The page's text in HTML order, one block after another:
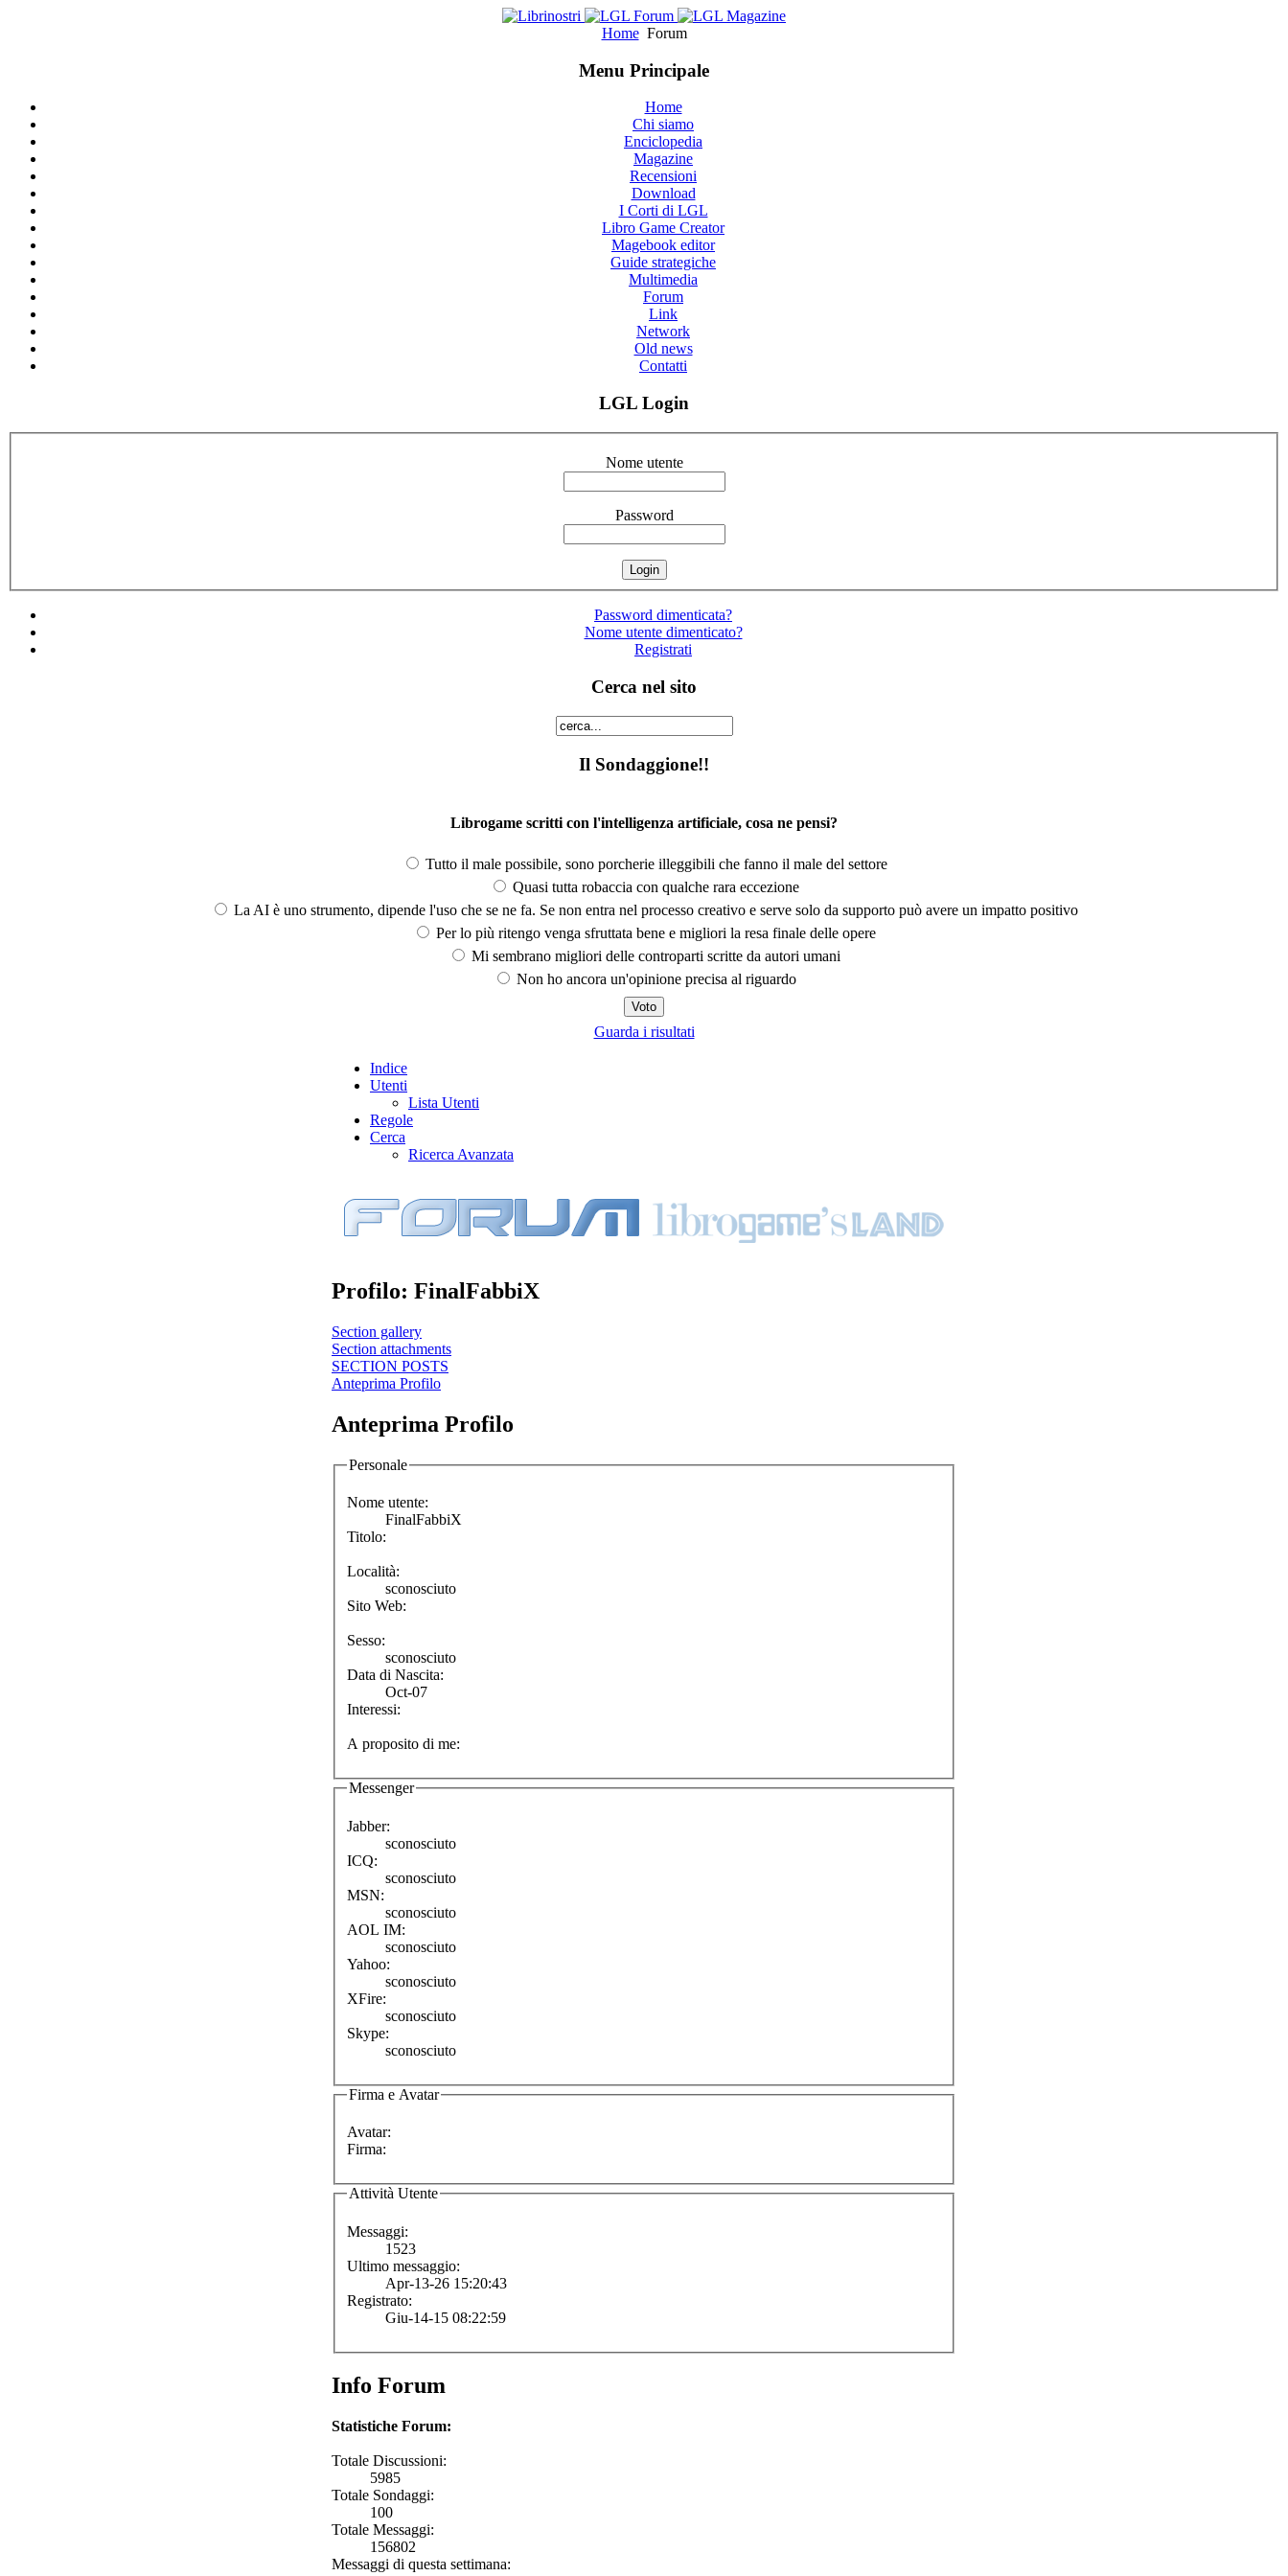
Home Forum
Menu Principale
Home
Chi siamo
Enciclopedia
Magazine
Recensioni
Download
I Corti di LGL
Libro Game Creator
Magebook editor
Guide strategiche
Multimedia
Forum
Link
Network
Old news
Contatti
LGL Login
Nome utente
Password
Password dimenticata?
Nome utente dimenticato?
Registrati
Cerca nel sito
Il Sondaggione!!
Librogame scritti con l'intelligenza artificiale, cosa ne pensi?
Tutto il male possibile, sono porcherie illeggibili che fanno il male del settore
Quasi tutta robaccia con qualche rara eccezione
La AI è uno strumento, dipende l'uso che se ne fa. Se non entra nel processo creativo e serve solo da supporto può avere un impatto positivo
Per lo più ritengo venga sfruttata bene e migliori la resa finale delle opere
Mi sembrano migliori delle controparti scritte da autori umani
Non ho ancora un'opinione precisa al riguardo
Guarda i risultati
Indice
Utenti
Lista Utenti
Regole
Cerca
Ricerca Avanzata
Profilo: FinalFabbiX
Section gallery
Section attachments
SECTION POSTS
Anteprima Profilo
Anteprima Profilo
Personale
Nome utente:
FinalFabbiX
Titolo:
Località:
sconosciuto
Sito Web:
Sesso:
sconosciuto
Data di Nascita:
Oct-07
Interessi:
A proposito di me:
Messenger
Jabber:
sconosciuto
ICQ:
sconosciuto
MSN:
sconosciuto
AOL IM:
sconosciuto
Yahoo:
sconosciuto
XFire:
sconosciuto
Skype:
sconosciuto
Firma e Avatar
Avatar:
Firma:
Attività Utente
Messaggi:
1523
Ultimo messaggio:
Apr-13-26 15:20:43
Registrato:
Giu-14-15 08:22:59
Info Forum
Statistiche Forum:
Totale Discussioni:
5985
Totale Sondaggi:
100
Totale Messaggi:
156802
Messaggi di questa settimana: